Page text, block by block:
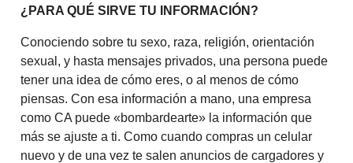
¿PARA QUÉ SIRVE TU INFORMACIÓN?
Conociendo sobre tu sexo, raza, religión, orientación
sexual, y hasta mensajes privados, una persona puede
tener una idea de cómo eres, o al menos de cómo
piensas. Con esa información a mano, una empresa
como CA puede «bombardearte» la información que
más se ajuste a ti. Como cuando compras un celular
nuevo y de una vez te salen anuncios de cargadores y